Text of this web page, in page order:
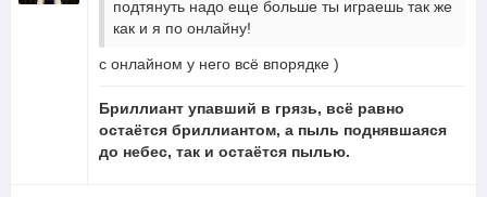
подтянуть надо еще больше ты играешь так же
как и я по онлайну!
с онлайном у него всё впорядке )
Бриллиант упавший в грязь, всё равно
остаётся бриллиантом, а пыль поднявшаяся
до небес, так и остаётся пылью.